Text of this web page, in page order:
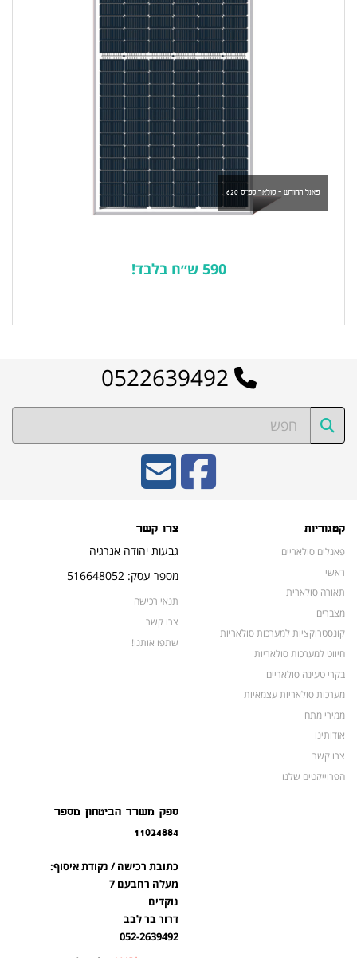
פאנל החודש - סולאר ספייס 620
590 ש״ח בלבד!
קטגוריות
פאנלים סולאריים
ראשי
תאורה סולארית
מצברים
קונסטרוקציות למערכות סולאריות
חיווט למערכות סולאריות
בקרי טעינה סולאריים
מערכות סולאריות עצמאיות
ממירי מתח
אודותינו
צרו קשר
הפרוייקטים שלנו
צרו קשר
גבעות יהודה אנרגיה
מספר עסק: 516648052
תנאי רכישה
צרו קשר
שתפו אותנו!
ספק משרד הביטחון מספר
11024884
כתובת רכישה / נקודת איסוף:
מעלה רחבעם 7
נוקדים
דרור בר לבב
052-2639492